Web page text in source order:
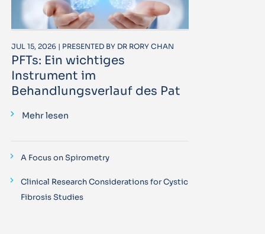
JUL 15, 2026 | PRESENTED BY DR RORY CHAN
PFTs: Ein wichtiges
Instrument im
Behandlungsverlauf des Pat
Mehr lesen
A Focus on Spirometry
Clinical Research Considerations for Cystic
Fibrosis Studies